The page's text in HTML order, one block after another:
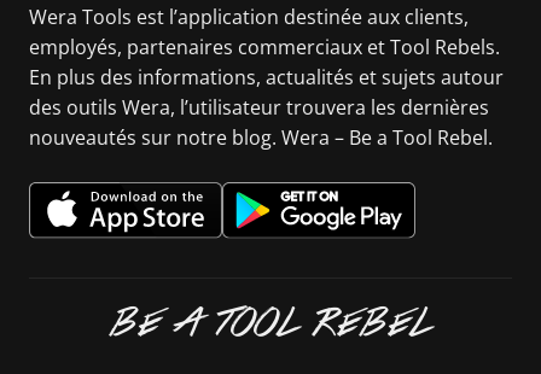
Wera Tools est l’application destinée aux clients,
employés, partenaires commerciaux et Tool Rebels.
En plus des informations, actualités et sujets autour
des outils Wera, l’utilisateur trouvera les dernières
nouveautés sur notre blog. Wera – Be a Tool Rebel.
BE A TOOL REBEL